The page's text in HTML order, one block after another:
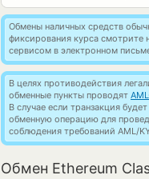
Обмены наличных средств
фиксирования курса смотрите
сервисом в электронном
В целях противодействия
обменные пункты проводят
В случае если транзакция
обменную операцию для
соблюдения требований AML/
Обмен Ethereum